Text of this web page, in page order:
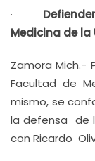
·
Medicina de la
Zamora
Facultad de
mismo, se
la defensa de
con Ricardo